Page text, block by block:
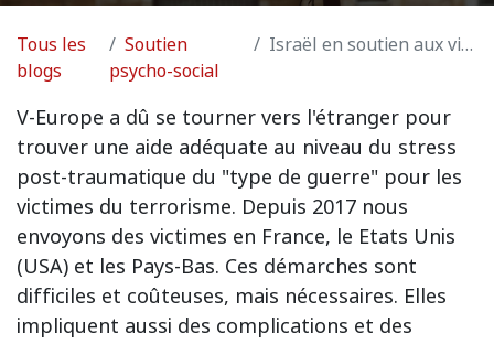
Tous les
blogs
Soutien
psycho-social
Israël en soutien aux victimes belges
V-Europe a dû se tourner vers l'étranger pour
trouver une aide adéquate au niveau du stress
post-traumatique du "type de guerre" pour les
victimes du terrorisme. Depuis 2017 nous
envoyons des victimes en France, le Etats Unis
(USA) et les Pays-Bas. Ces démarches sont
difficiles et coûteuses, mais nécessaires. Elles
impliquent aussi des complications et des